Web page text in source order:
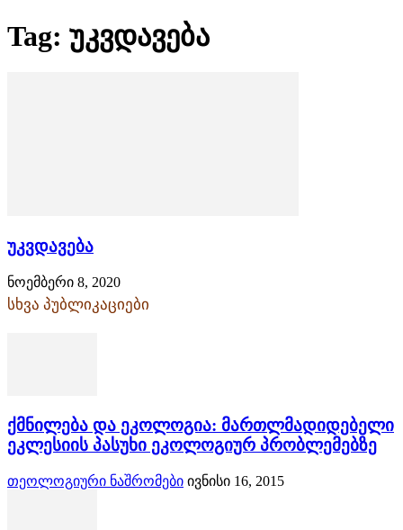
Tag: უკვდავება
უკვდავება
ნოემბერი 8, 2020
სხვა პუბლიკაციები
ქმნილება და ეკოლოგია: მართლმადიდებელი
ეკლესიის პასუხი ეკოლოგიურ პრობლემებზე
თეოლოგიური ნაშრომები ივნისი 16, 2015